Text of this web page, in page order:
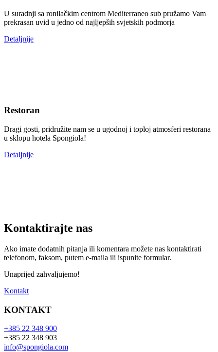
U suradnji sa ronilačkim centrom Mediterraneo sub pružamo Vam
prekrasan uvid u jedno od najljepših svjetskih podmorja
Detaljnije
Restoran
Dragi gosti, pridružite nam se u ugodnoj i toploj atmosferi restorana
u sklopu hotela Spongiola!
Detaljnije
Kontaktirajte nas
Ako imate dodatnih pitanja ili komentara možete nas kontaktirati
telefonom, faksom, putem e-maila ili ispunite formular.
Unaprijed zahvaljujemo!
Kontakt
KONTAKT
+385 22 348 900
+385 22 348 903
info@spongiola.com